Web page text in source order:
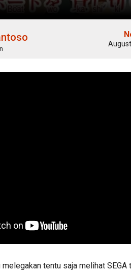
tentu saja melihat SEGA